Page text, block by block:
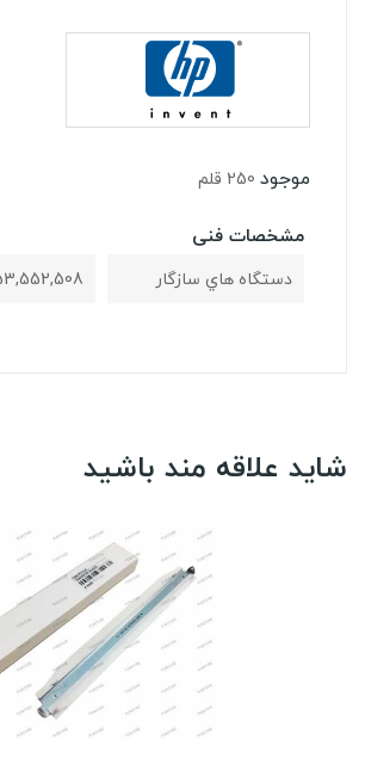
موجود 250 قلم
مشخصات فنی
دستگاه هاي سازگار
شاید علاقه مند باشید